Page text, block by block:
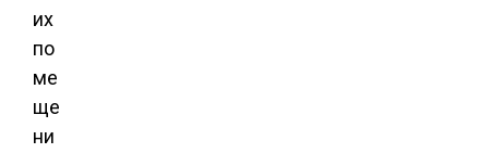
их
по
ме
ще
ни